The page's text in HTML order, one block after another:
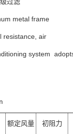
metal frame
resistance, air
system
额定风量 初阻力